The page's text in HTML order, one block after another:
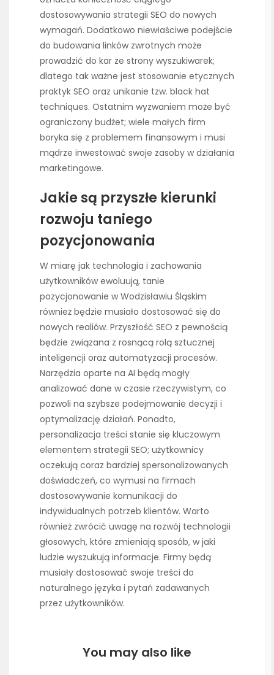
dostosowywania strategii SEO do nowych
wymagań. Dodatkowo niewłaściwe podejście
do budowania linków zwrotnych może
prowadzić do kar ze strony wyszukiwarek;
dlatego tak ważne jest stosowanie etycznych
praktyk SEO oraz unikanie tzw. black hat
techniques. Ostatnim wyzwaniem może być
ograniczony budżet; wiele małych firm
boryka się z problemem finansowym i musi
mądrze inwestować swoje zasoby w działania
marketingowe.
Jakie są przyszłe kierunki
rozwoju taniego
pozycjonowania
W miarę jak technologia i zachowania
użytkowników ewoluują, tanie
pozycjonowanie w Wodzisławiu Śląskim
również będzie musiało dostosować się do
nowych realiów. Przyszłość SEO z pewnością
będzie związana z rosnącą rolą sztucznej
inteligencji oraz automatyzacji procesów.
Narzędzia oparte na AI będą mogły
analizować dane w czasie rzeczywistym, co
pozwoli na szybsze podejmowanie decyzji i
optymalizację działań. Ponadto,
personalizacja treści stanie się kluczowym
elementem strategii SEO; użytkownicy
oczekują coraz bardziej spersonalizowanych
doświadczeń, co wymusi na firmach
dostosowywanie komunikacji do
indywidualnych potrzeb klientów. Warto
również zwrócić uwagę na rozwój technologii
głosowych, które zmieniają sposób, w jaki
ludzie wyszukują informacje. Firmy będą
musiały dostosować swoje treści do
naturalnego języka i pytań zadawanych
przez użytkowników.
You may also like